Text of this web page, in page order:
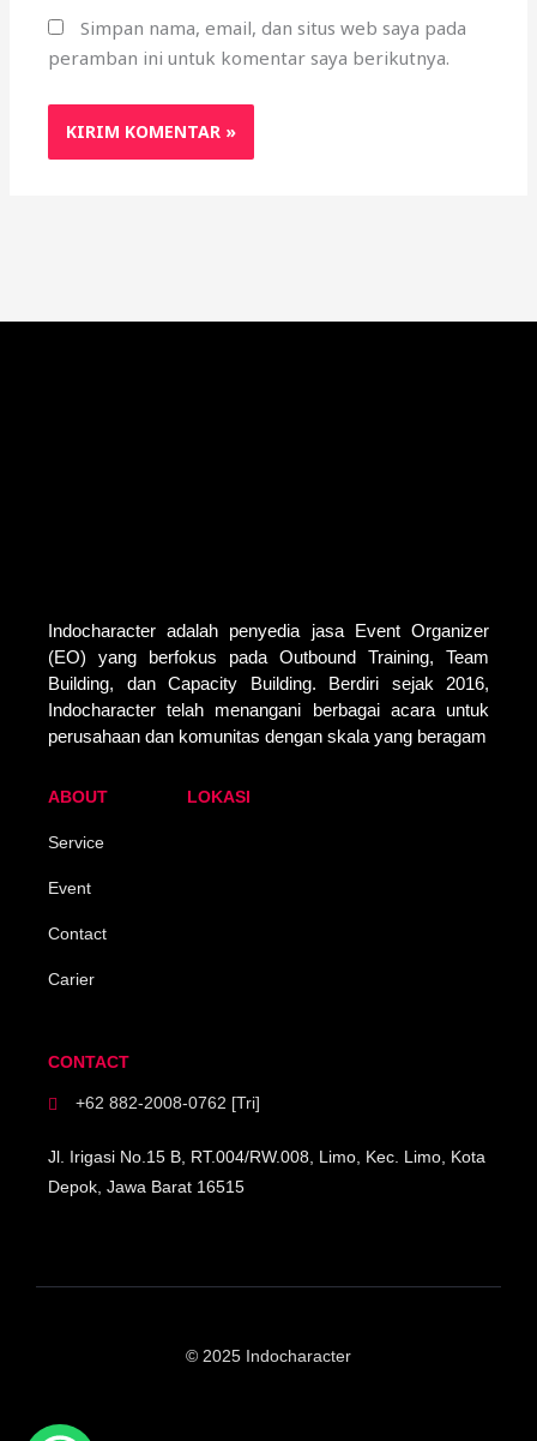
Simpan nama, email, dan situs web saya pada
peramban ini untuk komentar saya berikutnya.
Indocharacter adalah penyedia jasa Event Organizer
(EO) yang berfokus pada Outbound Training, Team
Building, dan Capacity Building. Berdiri sejak 2016,
Indocharacter telah menangani berbagai acara untuk
perusahaan dan komunitas dengan skala yang beragam
ABOUT
Service
Event
Contact
Carier
LOKASI
CONTACT
+62 882-2008-0762 [Tri]
Jl. Irigasi No.15 B, RT.004/RW.008, Limo, Kec. Limo, Kota
Depok, Jawa Barat 16515
© 2025 Indocharacter